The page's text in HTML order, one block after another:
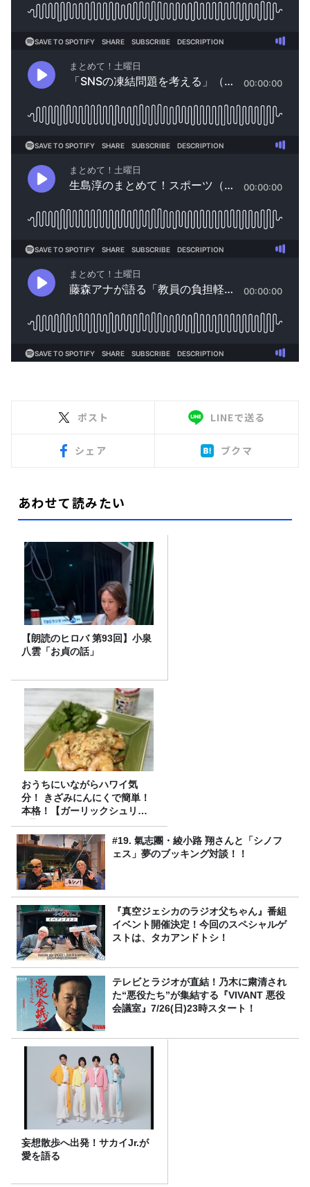
ポスト LINEで送る
シェア ブクマ
あわせて読みたい
【朗読のヒロバ 第93回】小泉
八雲「お貞の話」
おうちにいながらハワイ気
分！ きざみにんにくで簡単！
本格！【ガーリックシュリン
プ】 桃屋のかんたんレシピ
#19. 氣志團・綾小路 翔さんと「シノフ
ェス」夢のブッキング対談！！
『真空ジェシカのラジオ父ちゃん』番組
イベント開催決定！今回のスペシャルゲ
ストは、タカアンドトシ！
テレビとラジオが直結！乃木に粛清され
た“悪役たち”が集結する『VIVANT 悪役
会議室』7/26(日)23時スタート！
妄想散歩へ出発！サカイJr.が
愛を語る